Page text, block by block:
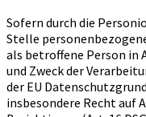
Sofern durch die
Stelle
als betroffene Person in
und Zweck der
der EU
insbesondere Recht auf